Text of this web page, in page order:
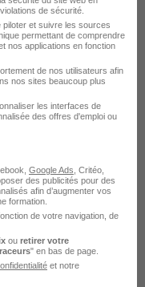
4.0 H/F
€ / an
de sécurité.
et suivre les sources
permettant de comprendre
nos applications en fonction
de nos utilisateurs afin
nos sites beaucoup plus
les interfaces de
des offres d'emploi ou
Google Ads , Critéo,
des publicités pour des
afin d’augmenter vos
formation.
de votre navigation, de
ou retirer votre
" en bas de page.
et notre